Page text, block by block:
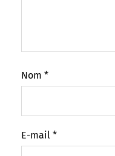
Nom *
E-mail *